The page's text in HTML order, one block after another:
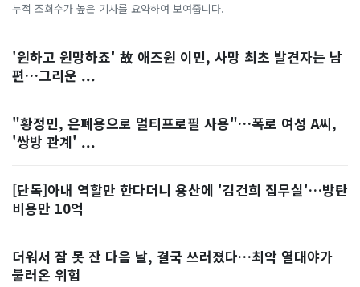
누적 조회수가 높은 기사를 요약하여 보여줍니다.
'원하고 원망하죠' 故 애즈원 이민, 사망 최초 발견자는 남
편…그리운 ...
"황정민, 은폐용으로 멀티프로필 사용"…폭로 여성 A씨,
'쌍방 관계' ...
[단독]아내 역할만 한다더니 용산에 '김건희 집무실'…방탄
비용만 10억
더워서 잠 못 잔 다음 날, 결국 쓰러졌다…최악 열대야가
불러온 위험